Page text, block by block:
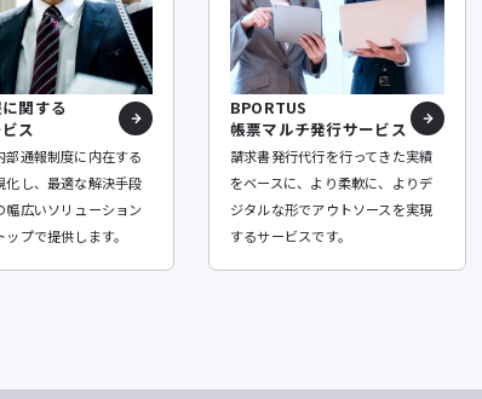
関する
ス
部通報制度に内在する
化し、最適な解決手段
幅広いソリューション
プで提供します。
BPORTUS
帳票マルチ発行サービス
請求書発行代行を行ってきた実績
をベースに、より柔軟に、よりデ
ジタルな形でアウトソースを実現
するサービスです。